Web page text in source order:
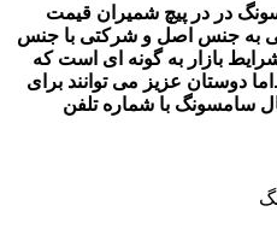
در در پیچ شمیران قیمت
به جنس اصل و شرکتی با جنس
بازار به گونه ای است که
دوستان عزیز می توانند برای
سامسونگ با شماره تلفن